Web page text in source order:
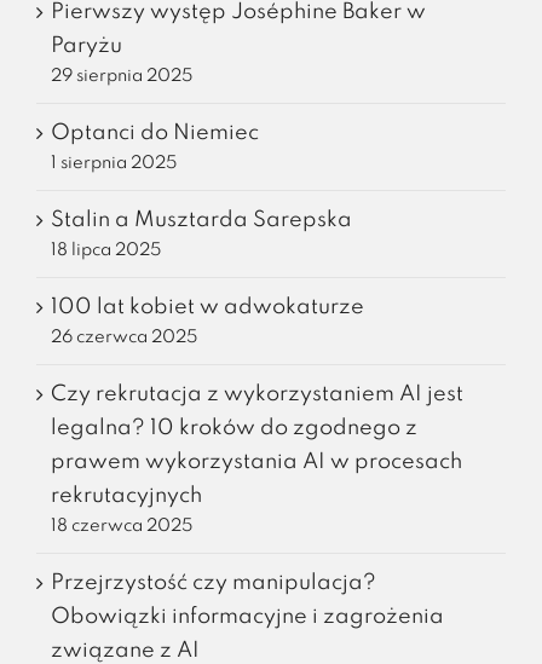
Pierwszy występ Joséphine Baker w
Paryżu
29 sierpnia 2025
Optanci do Niemiec
1 sierpnia 2025
Stalin a Musztarda Sarepska
18 lipca 2025
100 lat kobiet w adwokaturze
26 czerwca 2025
Czy rekrutacja z wykorzystaniem AI jest
legalna? 10 kroków do zgodnego z
prawem wykorzystania AI w procesach
rekrutacyjnych
18 czerwca 2025
Przejrzystość czy manipulacja?
Obowiązki informacyjne i zagrożenia
związane z AI